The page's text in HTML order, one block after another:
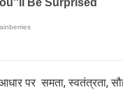
आधार पर समता, स्वतंत्रता,